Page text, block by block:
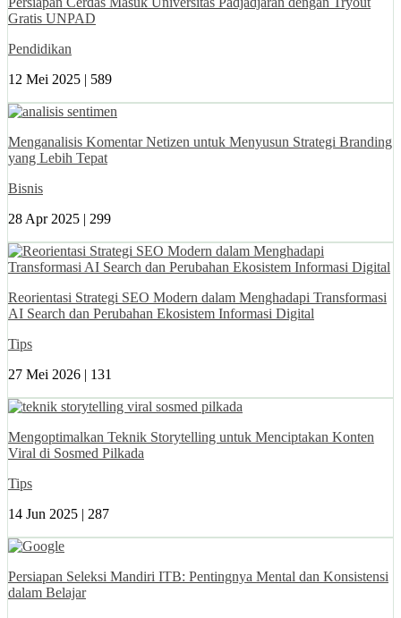
Gratis UNPAD
Pendidikan
12 Mei 2025 | 589
Menganalisis Komentar Netizen untuk Menyusun Strategi Branding
yang Lebih Tepat
Bisnis
28 Apr 2025 | 299
Reorientasi Strategi SEO Modern dalam Menghadapi Transformasi
AI Search dan Perubahan Ekosistem Informasi Digital
Tips
27 Mei 2026 | 131
Mengoptimalkan Teknik Storytelling untuk Menciptakan Konten
Viral di Sosmed Pilkada
Tips
14 Jun 2025 | 287
Persiapan Seleksi Mandiri ITB: Pentingnya Mental dan Konsistensi
dalam Belajar